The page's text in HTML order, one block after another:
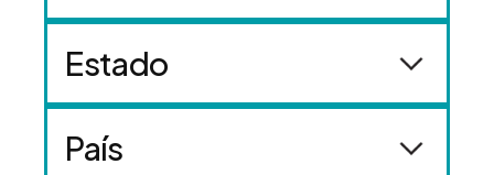
Estado
País